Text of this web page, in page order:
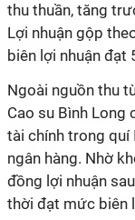
thu thuần, tăng
Lợi nhuận gộp
biên lợi nhuận đạt
Ngoài nguồn thu
Cao su Bình Long
tài chính trong quí
ngân hàng. Nhờ
đồng lợi nhuận
thời đạt mức biên